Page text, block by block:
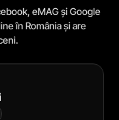
eMAG și Google
în România și are